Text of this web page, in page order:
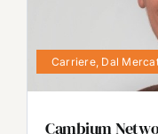
Carriere, Dal
Cambium